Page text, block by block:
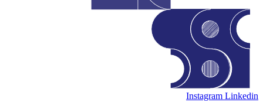
Instagram Linkedin